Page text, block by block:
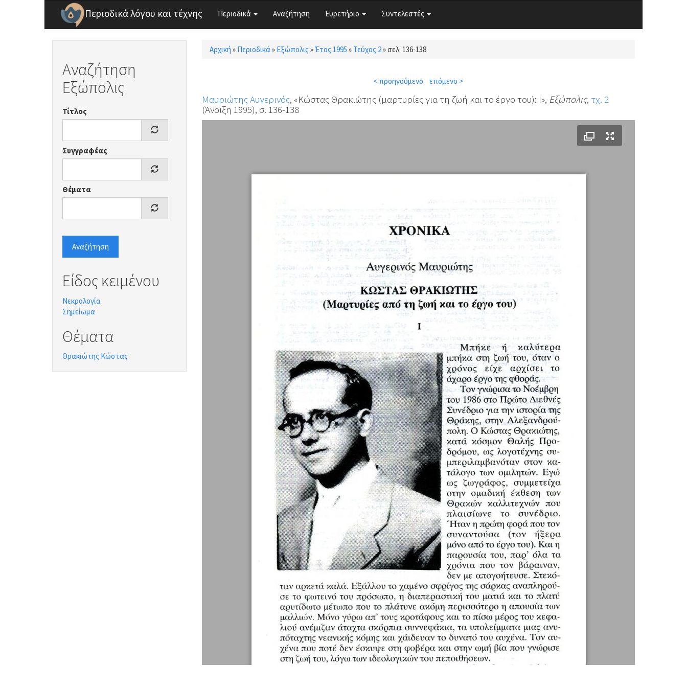
Παράκαμψη προς το κυρίως περιεχόμενο
Περιοδικά λόγου και τέχνης Περιοδικά Αναζήτηση Ευρετήριο Συντελεστές
Αναζήτηση
Εξώπολις
Τίτλος
Συγγραφέας
Θέματα
Αναζήτηση
Είδος κειμένου
Νεκρολογία
Σημείωμα
Θέματα
Θρακιώτης Κώστας
Είστε εδώ
Αρχική » Περιοδικά» Εξώπολις »Έτος 1995 » Τεύχος 2»σελ. 136-138
< προηγούμενο επόμενο >
Μαυριώτης Αυγερινός, «Κώστας Θρακιώτης (μαρτυρίες για τη ζωή και το έργο του): Ι», Εξώπολις, τχ. 2
(Άνοιξη 1995), σ. 136-138